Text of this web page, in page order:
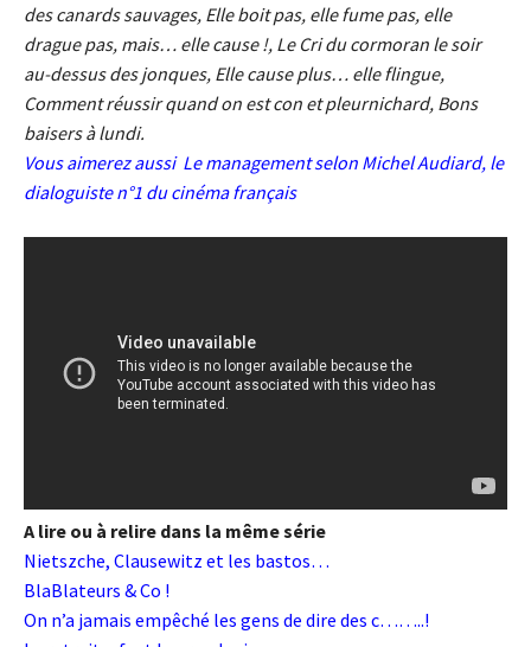
des canards sauvages, Elle boit pas, elle fume pas, elle
drague pas, mais… elle cause !, Le Cri du cormoran le soir
au-dessus des jonques, Elle cause plus… elle flingue,
Comment réussir quand on est con et pleurnichard, Bons
baisers à lundi.
Vous aimerez aussi Le management selon Michel Audiard, le
dialoguiste n°1 du cinéma français
A lire ou à relire dans la même série
Nietszche, Clausewitz et les bastos…
BlaBlateurs & Co !
On n’a jamais empêché les gens de dire des c……..!